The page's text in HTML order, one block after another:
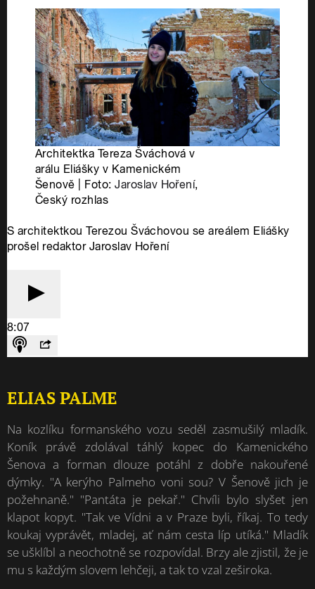
ELIAS PALME
Na kozlíku formanského vozu seděl zasmušilý mladík.
Koník právě zdolával táhlý kopec do Kamenického
Šenova a forman dlouze potáhl z dobře nakouřené
dýmky. "A kerýho Palmeho voni sou? V Šenově jich je
požehnaně." "Pantáta je pekař." Chvíli bylo slyšet jen
klapot kopyt. "Tak ve Vídni a v Praze byli, říkaj. To tedy
koukaj vyprávět, mladej, ať nám cesta líp utíká." Mladík
se ušklíbl a neochotně se rozpovídal. Brzy ale zjistil, že je
mu s každým slovem lehčeji, a tak to vzal zeširoka.